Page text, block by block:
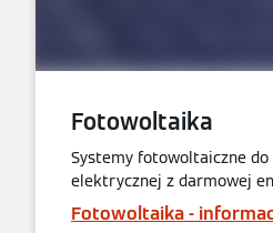
Fotowoltaika
Systemy fotowoltaiczne
elektrycznej z darmowej
Fotowoltaika -